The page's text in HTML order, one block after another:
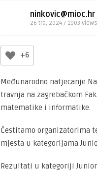
ninkovic@mioc.hr
26 tra, 2024 / 1903 Views
+6
Međunarodno natjecanje
travnja na zagrebačkom
matematike i informatike.
Čestitamo organizatorima
mjesta u kategorijama
Rezultati u kategoriji